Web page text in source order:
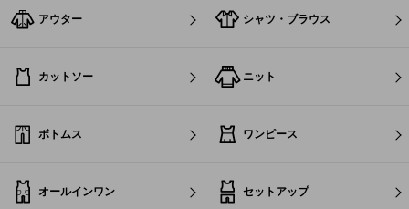
アウター シャツ・ブラウス
カットソー ニット
ボトムス ワンピース
オールインワン セットアップ